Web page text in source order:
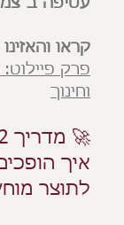
עטיפה
קראו
וחינוך
איך
לתוצר